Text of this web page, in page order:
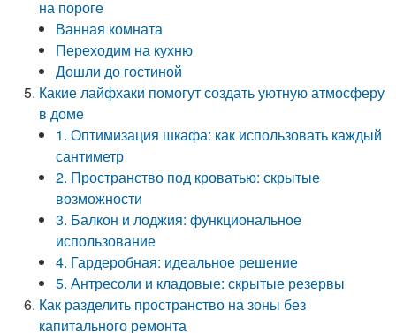
на пороге
Ванная комната
Переходим на кухню
Дошли до гостиной
Какие лайфхаки помогут создать уютную атмосферу
в доме
1. Оптимизация шкафа: как использовать каждый
сантиметр
2. Пространство под кроватью: скрытые
возможности
3. Балкон и лоджия: функциональное
использование
4. Гардеробная: идеальное решение
5. Антресоли и кладовые: скрытые резервы
Как разделить пространство на зоны без
капитального ремонта